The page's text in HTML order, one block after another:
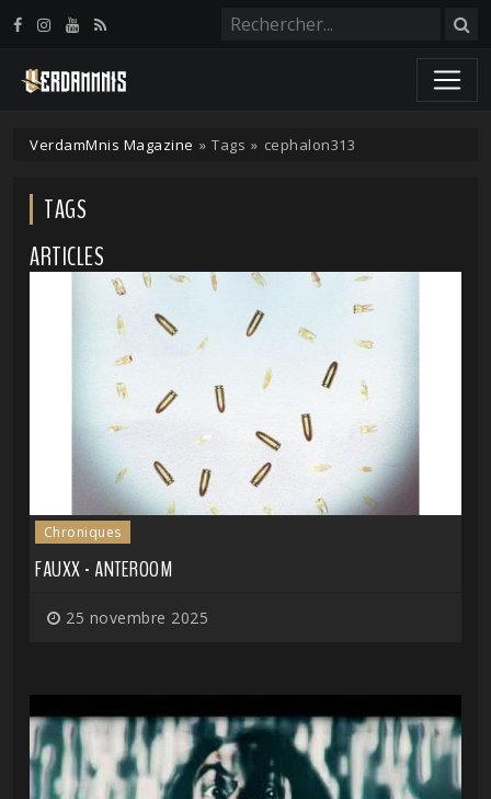
VerdamMnis Magazine » Tags » cephalon313
TAGS
ARTICLES
Chroniques
FAUXX - ANTEROOM
25 novembre 2025
Panneau de gestion des cookies